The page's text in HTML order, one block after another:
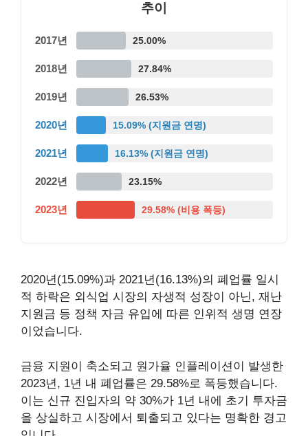
추이
2017년 25.00%
2018년 27.84%
2019년 26.53%
2020년 15.09% (지원금 연명)
2021년 16.13% (지원금 연명)
2022년 23.15%
2023년 29.58% (비용 폭등)
2020년(15.09%)과 2021년(16.13%)의 폐업률 일시
적 하락은 외식업 시장의 자생적 성장이 아닌, 재난
지원금 등 정책 자금 유입에 따른 인위적 생명 연장
이었습니다.
금융 지원이 축소되고 원가율 인플레이션이 발생한
2023년, 1년 내 폐업률은 29.58%로 폭등했습니다.
이는 신규 진입자의 약 30%가 1년 내에 초기 투자금
을 상실하고 시장에서 퇴출되고 있다는 명확한 경고